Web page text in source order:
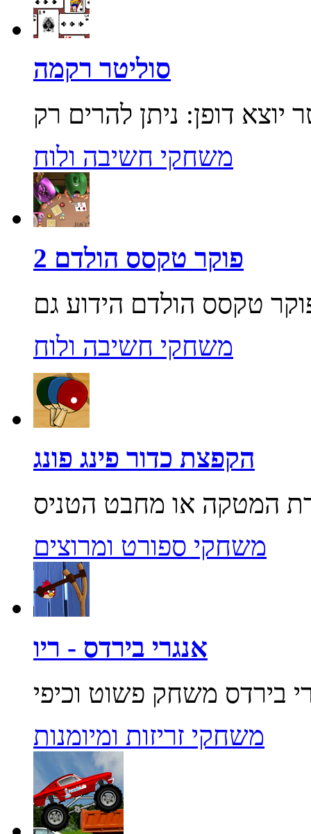
סוליטר רקמה
משחקי חשיבה ולוח
פוקר טקסס הולדם 2
משחקי חשיבה ולוח
הקפצת כדור פינג פונג
משחקי ספורט ומרוצים
אנגרי בירדס - ריו
משחקי זריזות ומיומנות